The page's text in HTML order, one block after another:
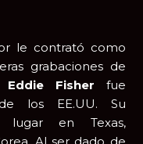
le contrató como
grabaciones de
Eddie Fisher fue
los EE.UU. Su
lugar en Texas,